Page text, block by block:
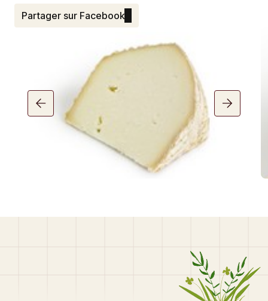
Partager sur Facebook